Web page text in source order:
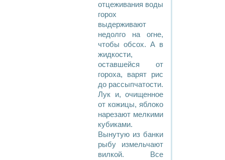
отцеживания воды
горох
выдерживают
недолго на огне,
чтобы обсох. А в
жидкости,
оставшейся от
гороха, варят рис
до рассыпчатости.
Лук и, очищенное
от кожицы, яблоко
нарезают мелкими
кубиками.
Вынутую из банки
рыбу измельчают
вилкой. Все